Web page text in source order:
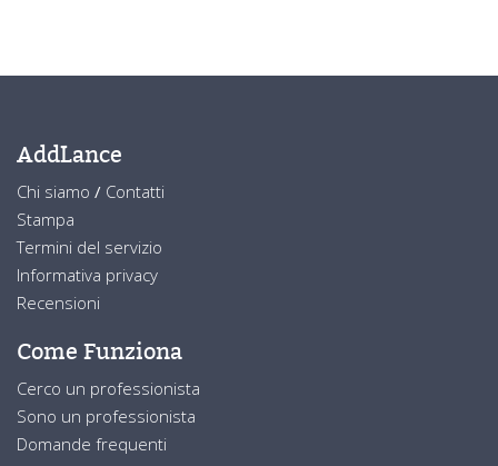
AddLance
Chi siamo / Contatti
Stampa
Termini del servizio
Informativa privacy
Recensioni
Come Funziona
Cerco un professionista
Sono un professionista
Domande frequenti